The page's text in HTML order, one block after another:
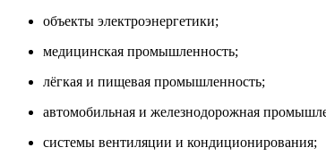
объекты электроэнергетики;
медицинская промышленность;
лёгкая и пищевая промышленность;
автомобильная и железнодорожная
системы вентиляции и кондиционирования;